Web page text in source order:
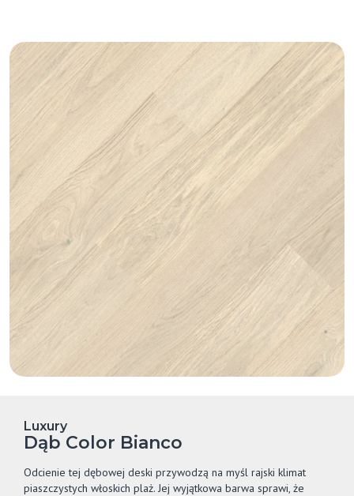
Luxury
Dąb Color Bianco
Odcienie tej dębowej deski przywodzą na myśl rajski klimat
piaszczystych włoskich plaż. Jej wyjątkowa barwa sprawi, że